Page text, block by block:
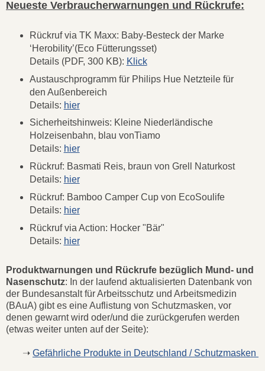
Neueste Verbraucherwarnungen und Rückrufe:
Rückruf via TK Maxx: Baby-Besteck der Marke
‘Herobility’(Eco Fütterungsset)
Details (PDF, 300 KB): Klick
Austauschprogramm für Philips Hue Netzteile für
den Außenbereich
Details: hier
Sicherheitshinweis: Kleine Niederländische
Holzeisenbahn, blau vonTiamo
Details: hier
Rückruf: Basmati Reis, braun von Grell Naturkost
Details: hier
Rückruf: Bamboo Camper Cup von EcoSoulife
Details: hier
Rückruf via Action: Hocker "Bär"
Details: hier
Produktwarnungen und Rückrufe bezüglich Mund- und
Nasenschutz: In der laufend aktualisierten Datenbank von
der Bundesanstalt für Arbeitsschutz und Arbeitsmedizin
(BAuA) gibt es eine Auflistung von Schutzmasken, vor
denen gewarnt wird oder/und die zurückgerufen werden
(etwas weiter unten auf der Seite):
➝ Gefährliche Produkte in Deutschland / Schutzmasken